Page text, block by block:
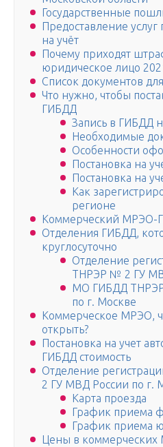
Государственные
Предоставление
на учёт
Почему приходят
юридическое лицо
Список документов
Что нужно, чтобы
ГИБДД
Запись в ГИБДД
Необходимые
Особенности
Постановка на
Постановка на
Как
регионе
Коммерческий МРЭО-
Отделения ГИБДД,
круглосуточно
Отделение
ТНРЭР № 2 ГУ
МО ГИБДД
по г. Москве
Коммерческое МРЭО,
открыть?
Постановка на учет
ГИБДД стоимость
Отделение
2 ГУ МВД России по г.
Карта проезда
График приема
График приема
Цены в